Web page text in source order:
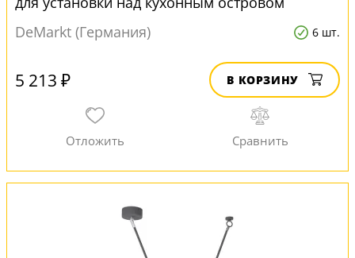
DeMarkt (Германия)
6 шт.
5 213 ₽ В КОРЗИНУ